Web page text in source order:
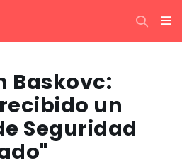
Baskovc:
un
Seguridad